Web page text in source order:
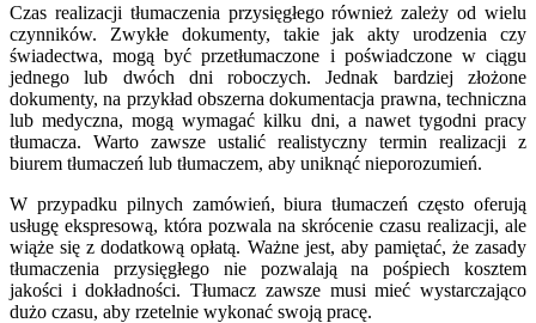
Czas realizacji tłumaczenia przysięgłego również zależy od wielu
czynników. Zwykłe dokumenty, takie jak akty urodzenia czy
świadectwa, mogą być przetłumaczone i poświadczone w ciągu
jednego lub dwóch dni roboczych. Jednak bardziej złożone
dokumenty, na przykład obszerna dokumentacja prawna, techniczna
lub medyczna, mogą wymagać kilku dni, a nawet tygodni pracy
tłumacza. Warto zawsze ustalić realistyczny termin realizacji z
biurem tłumaczeń lub tłumaczem, aby uniknąć nieporozumień.
W przypadku pilnych zamówień, biura tłumaczeń często oferują
usługę ekspresową, która pozwala na skrócenie czasu realizacji, ale
wiąże się z dodatkową opłatą. Ważne jest, aby pamiętać, że zasady
tłumaczenia przysięgłego nie pozwalają na pośpiech kosztem
jakości i dokładności. Tłumacz zawsze musi mieć wystarczająco
dużo czasu, aby rzetelnie wykonać swoją pracę.